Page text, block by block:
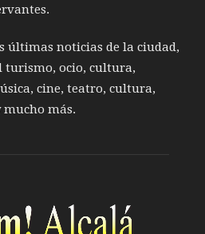
últimas noticias de la ciudad,
turismo, ocio, cultura,
cine, teatro, cultura,
más.